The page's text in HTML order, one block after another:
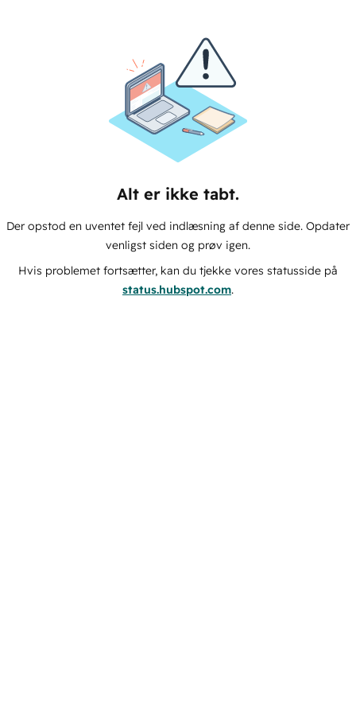
Alt er ikke tabt.
Der opstod en uventet fejl ved indlæsning af denne side. Opdater
venligst siden og prøv igen.
Hvis problemet fortsætter, kan du tjekke vores statusside på
status.hubspot.com.